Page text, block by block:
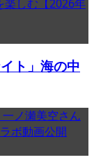
ト」海の中